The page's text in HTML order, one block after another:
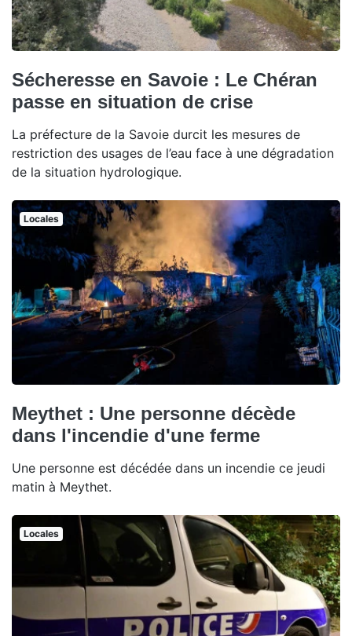
Sécheresse en Savoie : Le Chéran
passe en situation de crise
La préfecture de la Savoie durcit les mesures de
restriction des usages de l’eau face à une dégradation
de la situation hydrologique.
Locales
Meythet : Une personne décède
dans l'incendie d'une ferme
Une personne est décédée dans un incendie ce jeudi
matin à Meythet.
Locales